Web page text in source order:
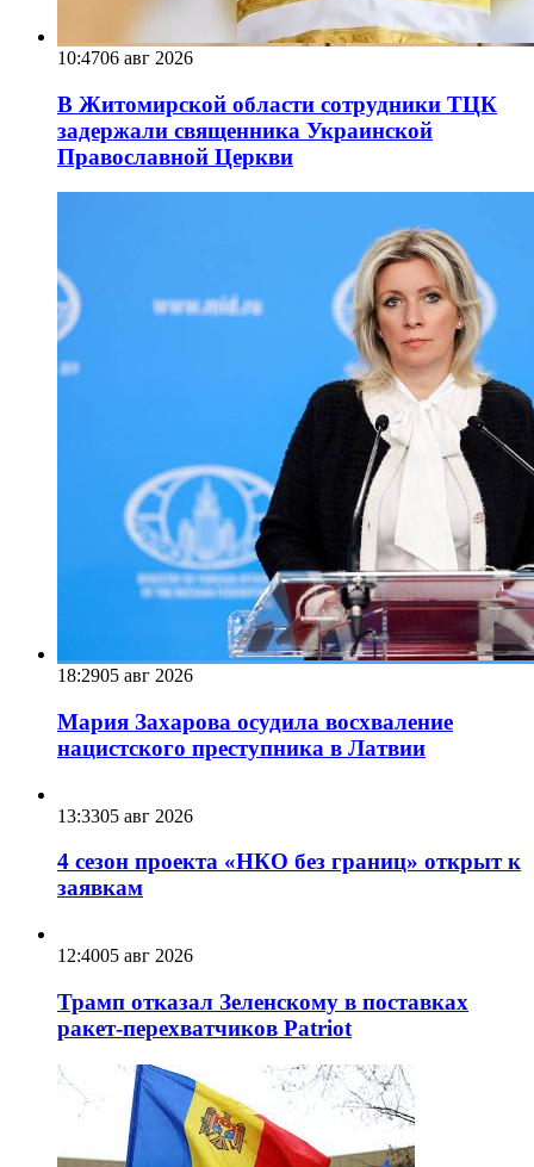
10:4706 авг 2026
В Житомирской области сотрудники ТЦК
задержали священника Украинской
Православной Церкви
18:2905 авг 2026
Мария Захарова осудила восхваление
нацистского преступника в Латвии
13:3305 авг 2026
4 сезон проекта «НКО без границ» открыт к
заявкам
12:4005 авг 2026
Трамп отказал Зеленскому в поставках
ракет-перехватчиков Patriot